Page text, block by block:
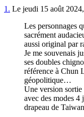
1. Le jeudi 15 août
Les personnages
sacrément
aussi original par
Je me souvenais
ses doubles
référence à Chun
géopolitique…
Une version sortie
avec des modes 4
drapeau de